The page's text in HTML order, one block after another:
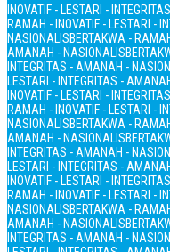
INOVATIF - LESTARI -
RAMAH - INOVATIF - LESTARI -
NASIONALISBERTAKWA -
AMANAH - NASIONALIS
INTEGRITAS - AMANAH -
LESTARI - INTEGRITAS -
INOVATIF - LESTARI -
RAMAH - INOVATIF - LESTARI -
NASIONALISBERTAKWA -
AMANAH - NASIONALIS
INTEGRITAS - AMANAH -
LESTARI - INTEGRITAS -
INOVATIF - LESTARI -
RAMAH - INOVATIF - LESTARI -
NASIONALISBERTAKWA -
AMANAH - NASIONALIS
INTEGRITAS - AMANAH -